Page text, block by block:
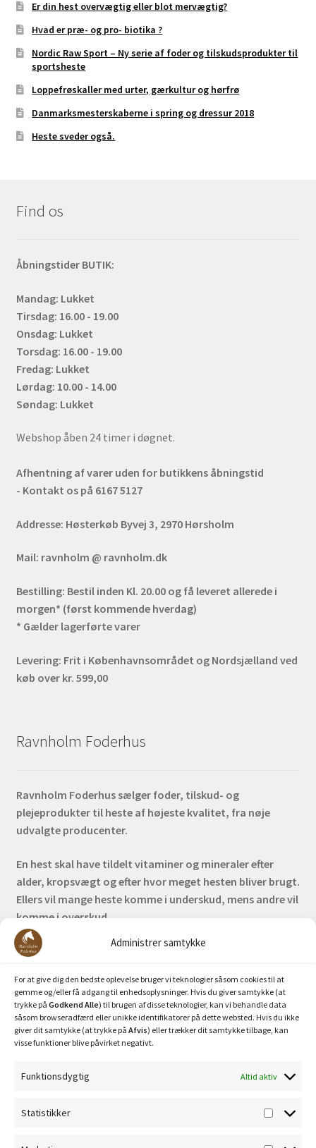
Administrer samtykke
For at give dig den bedste oplevelse bruger vi teknologier såsom cookies til at
gemme og/eller få adgang til enhedsoplysninger. Hvis du giver samtykke (at
trykke på Godkend Alle) til brugen af disse teknologier, kan vi behandle data
såsom browseradfærd eller unikke identifikatorer på dette websted. Hvis du ikke
giver dit samtykke (at trykke på Afvis) eller trækker dit samtykke tilbage, kan
visse funktioner blive påvirket negativt.
Funktionsdygtig Altid aktiv
Statistikker
Er din hest overvægtig eller blot mervægtig?
Hvad er præ- og pro- biotika ?
Nordic Raw Sport – Ny serie af foder og tilskudsprodukter til
sportsheste
Loppefrøskaller med urter, gærkultur og hørfrø
Danmarksmesterskaberne i spring og dressur 2018
Heste sveder også.
Find os
Åbningstider BUTIK:
Mandag: Lukket
Tirsdag: 16.00 - 19.00
Onsdag: Lukket
Torsdag: 16.00 - 19.00
Fredag: Lukket
Lørdag: 10.00 - 14.00
Søndag: Lukket
Webshop åben 24 timer i døgnet.
Afhentning af varer uden for butikkens åbningstid
- Kontakt os på 6167 5127
Addresse: Høsterkøb Byvej 3, 2970 Hørsholm
Mail: ravnholm @ ravnholm.dk
Bestilling: Bestil inden Kl. 20.00 og få leveret allerede i
morgen* (først kommende hverdag)
* Gælder lagerførte varer
Levering: Frit i Københavnsområdet og Nordsjælland ved
køb over kr. 599,00
Ravnholm Foderhus
Ravnholm Foderhus sælger foder, tilskud- og
plejeprodukter til heste af højeste kvalitet, fra nøje
udvalgte producenter.
En hest skal have tildelt vitaminer og mineraler efter
alder, kropsvægt og efter hvor meget hesten bliver brugt.
Ellers vil mange heste komme i underskud, mens andre vil
komme i overskud.
Bank: Nordea / Reg: 2413 Konto nr. 6285 704 772
Privatlivspolitik